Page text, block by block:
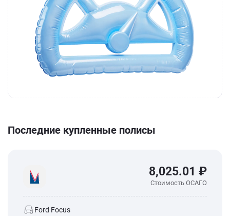
Последние купленные полисы
8,025.01 ₽
Стоимость ОСАГО
Ford Focus